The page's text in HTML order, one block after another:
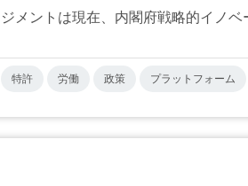
メントは現在、内閣府戦略的イノ
特許 労働 政策 プラットフォーム